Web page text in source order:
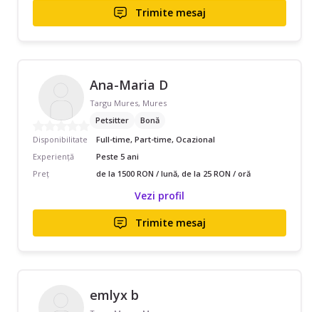
Trimite mesaj
Ana-Maria D
Targu Mures, Mures
Petsitter
Bonă
Disponibilitate
Full-time, Part-time, Ocazional
Experiență
Peste 5 ani
Preț
de la 1500 RON / lună, de la 25 RON / oră
Vezi profil
Trimite mesaj
emlyx b